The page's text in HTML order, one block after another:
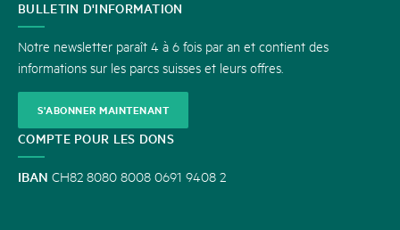
CONTACT
BULLETIN D'INFORMATION
Notre newsletter paraît 4 à 6 fois par an et contient des
informations sur les parcs suisses et leurs offres.
S'ABONNER MAINTENANT
COMPTE POUR LES DONS
IBAN CH82 8080 8008 0691 9408 2